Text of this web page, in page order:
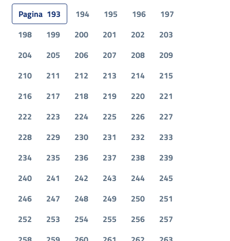
Pagina 193 194 195 196
197
198
199 200 201 202
203
204
205 206 207 208
209
210
211 212 213 214
215
216
217 218 219 220
221
222
223 224 225 226
227
228
229 230 231 232
233
234
235 236 237 238
239
240
241 242 243 244
245
246
247 248 249 250
251
252
253 254 255 256
257